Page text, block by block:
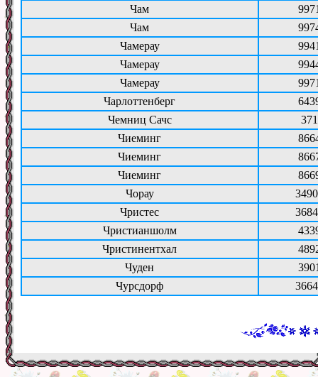
Чам
Чам
Чамерау
Чамерау
Чамерау
Чарлоттенберг
Чемниц Сачс
371
Чиеминг
Чиеминг
Чиеминг
Чорау
Чристес
Чристианшолм
Чристинентхал
Чуден
Чурсдорф